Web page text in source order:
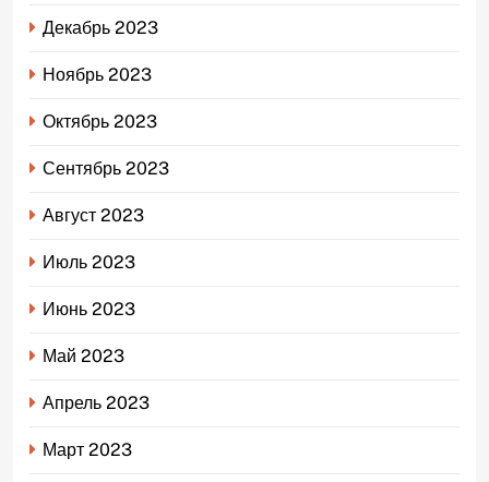
Декабрь 2023
Ноябрь 2023
Октябрь 2023
Сентябрь 2023
Август 2023
Июль 2023
Июнь 2023
Май 2023
Апрель 2023
Март 2023